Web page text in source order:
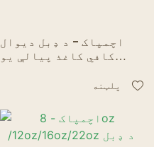
اچمپاک - د ډبل دیوال
کافي کاغذ پیالې یو
لوګو سره مل شوی دوه
پلټنه